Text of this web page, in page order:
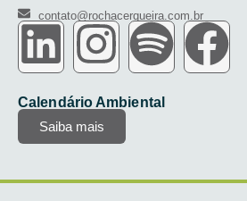
contato@rochacerqueira.com.br
Calendário Ambiental
Saiba mais